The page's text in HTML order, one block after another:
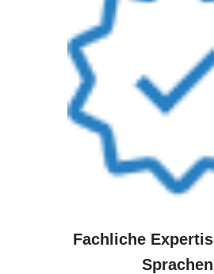
Fachliche
Sprachen